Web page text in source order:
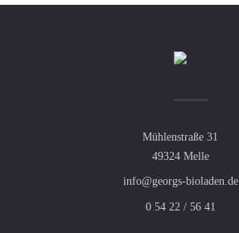
Mühlenstraße 31
49324 Melle
info@georgs-bioladen.de
0 54 22 / 56 41